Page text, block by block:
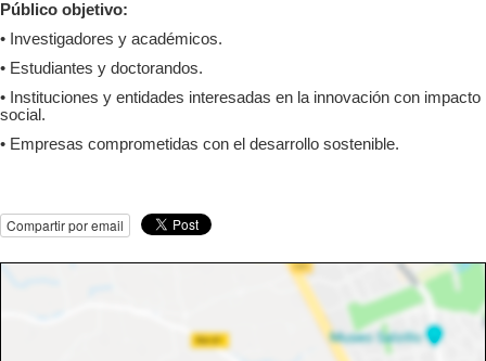
Público objetivo:
• Investigadores y académicos.
• Estudiantes y doctorandos.
• Instituciones y entidades interesadas en la innovación con impacto
social.
• Empresas comprometidas con el desarrollo sostenible.
Compartir por email